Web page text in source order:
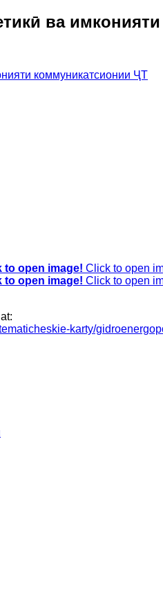
ва
to open image! Click to open
to open image! Click to open
karty/